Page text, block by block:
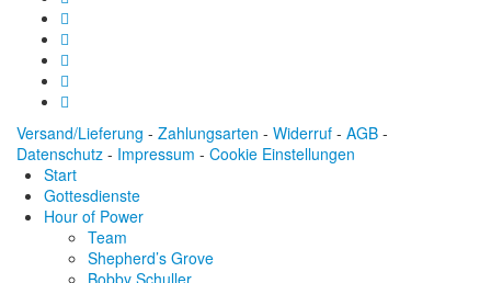
Versand/Lieferung - Zahlungsarten - Widerruf - AGB -
Datenschutz - Impressum - Cookie Einstellungen
Start
Gottesdienste
Hour of Power
Team
Shepherd’s Grove
Bobby Schuller